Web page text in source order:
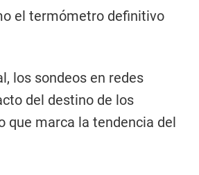
el termómetro definitivo
los sondeos en redes
del destino de los
que marca la tendencia del